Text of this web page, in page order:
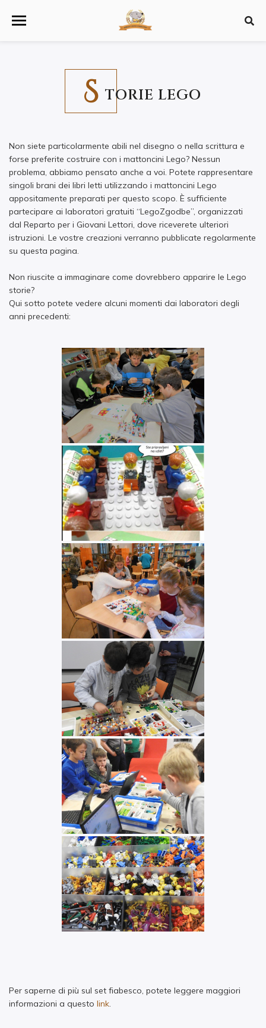
S TORIE LEGO
Non siete particolarmente abili nel disegno o nella scrittura e
forse preferite costruire con i mattoncini Lego? Nessun
problema, abbiamo pensato anche a voi. Potete rappresentare
singoli brani dei libri letti utilizzando i mattoncini Lego
appositamente preparati per questo scopo. È sufficiente
partecipare ai laboratori gratuiti “LegoZgodbe”, organizzati
dal Reparto per i Giovani Lettori, dove riceverete ulteriori
istruzioni. Le vostre creazioni verranno pubblicate regolarmente
su questa pagina.
Non riuscite a immaginare come dovrebbero apparire le Lego
storie?
Qui sotto potete vedere alcuni momenti dai laboratori degli
anni precedenti:
Per saperne di più sul set fiabesco, potete leggere maggiori
informazioni a questo link.